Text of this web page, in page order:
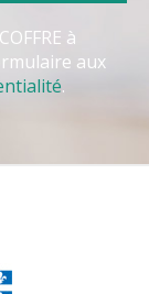
à
aux
.